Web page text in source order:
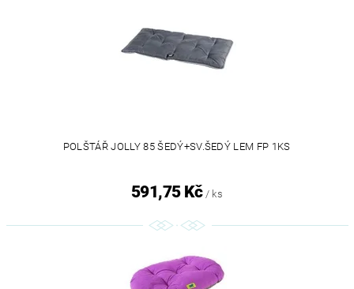
POLŠTÁŘ JOLLY 85 ŠEDÝ+SV.ŠEDÝ LEM FP 1KS
591,75 Kč / ks